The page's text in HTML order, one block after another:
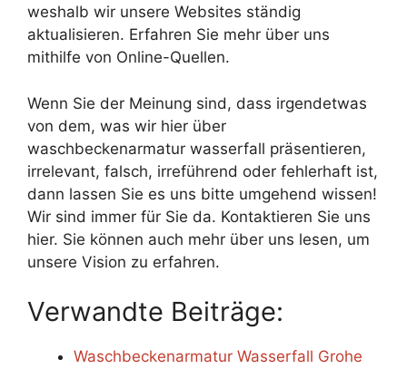
weshalb wir unsere Websites ständig
aktualisieren. Erfahren Sie mehr über uns
mithilfe von Online-Quellen.
Wenn Sie der Meinung sind, dass irgendetwas
von dem, was wir hier über
waschbeckenarmatur wasserfall präsentieren,
irrelevant, falsch, irreführend oder fehlerhaft ist,
dann lassen Sie es uns bitte umgehend wissen!
Wir sind immer für Sie da. Kontaktieren Sie uns
hier. Sie können auch mehr über uns lesen, um
unsere Vision zu erfahren.
Verwandte Beiträge:
Waschbeckenarmatur Wasserfall Grohe